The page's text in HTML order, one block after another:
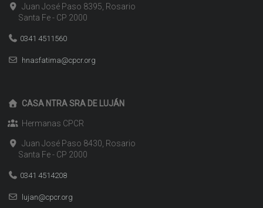
Juan José Paso 8395, Rosario
Santa Fe - CP 2000
0341 4511560
hnasfatima@cpcr.org
CASA NTRA SRA DE LUJÁN
Hermanas CPCR
Juan José Paso 8430, Rosario
Santa Fe - CP 2000
0341 4514208
lujan@cpcr.org